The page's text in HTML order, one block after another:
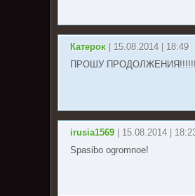
Катерок | 15.08.2014 | 18:49
ПРОШУ
irusia1569 | 15.08.2014 |
Spasibo ogromnoe!